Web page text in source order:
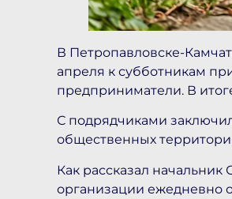
В Петропавловске-
апреля к субботникам
предприниматели. В
С подрядчиками
общественных
Как рассказал
организации ежедневно